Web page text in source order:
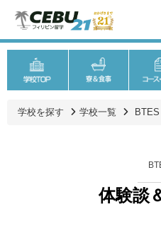
学校を探す 学校一覧 BTES
体験談